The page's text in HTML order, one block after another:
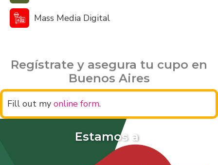
Mass Media Digital
Regístrate y asegura tu cupo en
Buenos Aires
Fill out my online form.
Estamos a